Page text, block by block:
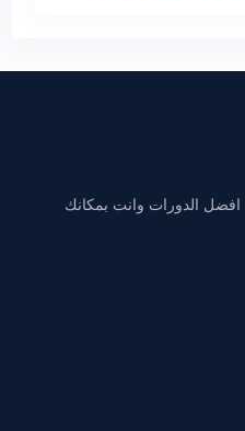
افضل الدورات وانت بمكانك